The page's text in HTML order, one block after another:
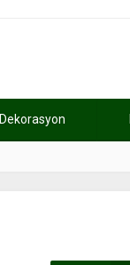
Dekorasyon